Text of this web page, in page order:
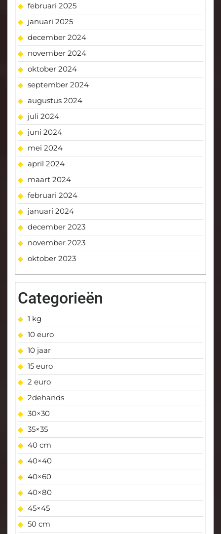
februari 2025
januari 2025
december 2024
november 2024
oktober 2024
september 2024
augustus 2024
juli 2024
juni 2024
mei 2024
april 2024
maart 2024
februari 2024
januari 2024
december 2023
november 2023
oktober 2023
Categorieën
1 kg
10 euro
10 jaar
15 euro
2 euro
2dehands
30×30
35×35
40 cm
40×40
40×60
40×80
45×45
50 cm